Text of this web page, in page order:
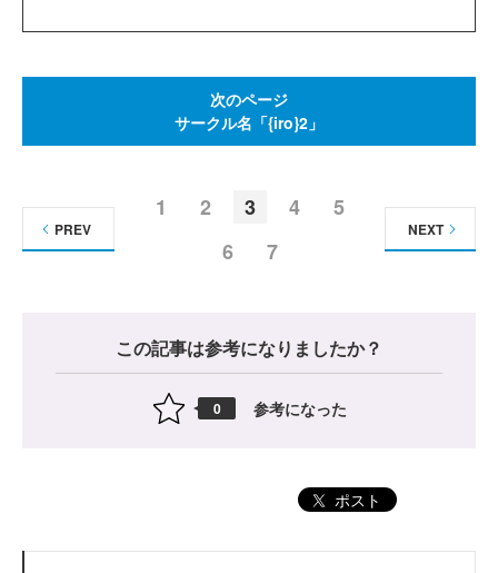
次のページ
サークル名「{iro}2」
1 2 3 4
5
6
7
PREV NEXT
この記事は参考になりましたか？
0 参考になった
ポスト